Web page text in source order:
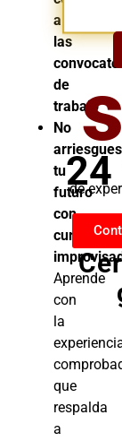
a
las
de
trabajo
No
arriesgues
tu
futuro
con
cursos
Aprende
con
la
que
respalda
a
24
de